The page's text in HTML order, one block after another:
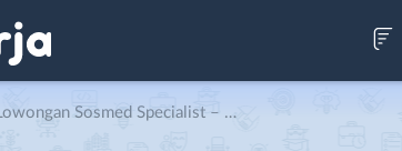
Sosmed Specialist – Store Crew – Finance di Racketify